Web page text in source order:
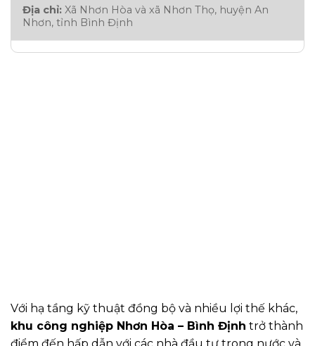
Địa chỉ: Xã Nhơn Hòa và xã Nhơn Thọ, huyện An
Nhơn, tỉnh Bình Định
Với hạ tầng kỹ thuật đồng bộ và nhiều lợi thế khác,
khu công nghiệp Nhơn Hòa – Bình Định trở thành